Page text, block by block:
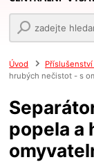
Úvod
hrubých nečistot - s
popela a